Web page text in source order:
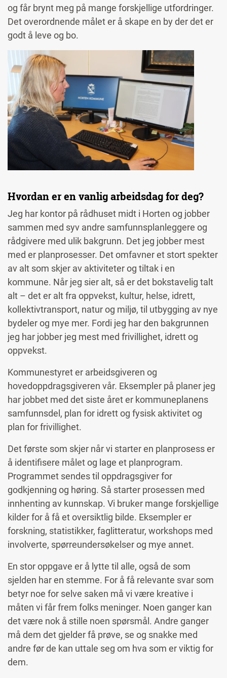
og får brynt meg på mange forskjellige utfordringer.
Det overordnende målet er å skape en by der det er
godt å leve og bo.
Image
Hvordan er en vanlig arbeidsdag for deg?
Jeg har kontor på rådhuset midt i Horten og jobber
sammen med syv andre samfunnsplanleggere og
rådgivere med ulik bakgrunn. Det jeg jobber mest
med er planprosesser. Det omfavner et stort spekter
av alt som skjer av aktiviteter og tiltak i en
kommune. Når jeg sier alt, så er det bokstavelig talt
alt – det er alt fra oppvekst, kultur, helse, idrett,
kollektivtransport, natur og miljø, til utbygging av nye
bydeler og mye mer. Fordi jeg har den bakgrunnen
jeg har jobber jeg mest med frivillighet, idrett og
oppvekst.
Kommunestyret er arbeidsgiveren og
hovedoppdragsgiveren vår. Eksempler på planer jeg
har jobbet med det siste året er kommuneplanens
samfunnsdel, plan for idrett og fysisk aktivitet og
plan for frivillighet.
Det første som skjer når vi starter en planprosess er
å identifisere målet og lage et planprogram.
Programmet sendes til oppdragsgiver for
godkjenning og høring. Så starter prosessen med
innhenting av kunnskap. Vi bruker mange forskjellige
kilder for å få et oversiktlig bilde. Eksempler er
forskning, statistikker, faglitteratur, workshops med
involverte, spørreundersøkelser og mye annet.
En stor oppgave er å lytte til alle, også de som
sjelden har en stemme. For å få relevante svar som
betyr noe for selve saken må vi være kreative i
måten vi får frem folks meninger. Noen ganger kan
det være nok å stille noen spørsmål. Andre ganger
må dem det gjelder få prøve, se og snakke med
andre før de kan uttale seg om hva som er viktig for
dem.